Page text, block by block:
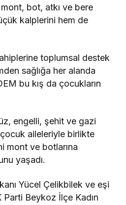
bot, atkı ve bere
kalplerini hem de
toplumsal destek
sağlığa her alanda
bu kış da çocukların
engelli, şehit ve gazi
aileleriyle birlikte
mont ve botlarına
yaşadı.
Yücel Çelikbilek ve eşi
Beykoz İlçe Kadın